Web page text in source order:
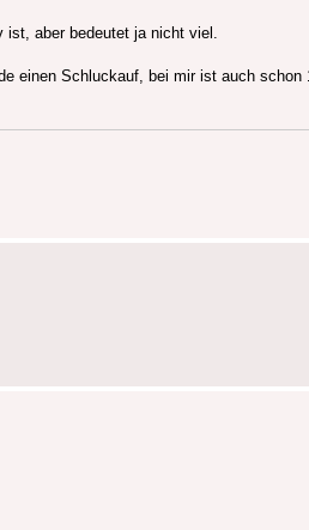
aber bedeutet ja nicht viel.
einen Schluckauf, bei mir ist auch